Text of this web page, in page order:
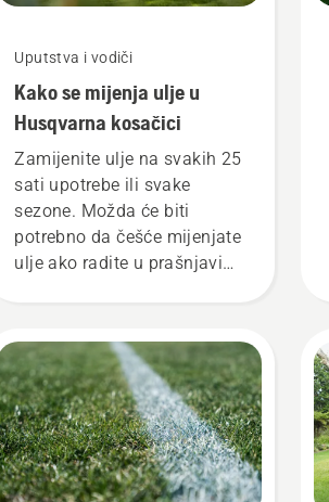
Uputstva i vodiči
Kako se mijenja ulje u
Husqvarna kosačici
Zamijenite ulje na svakih 25
sati upotrebe ili svake
sezone. Možda će biti
potrebno da češće mijenjate
ulje ako radite u prašnjavim
dva načina, oba prikazana u
ovom videu.